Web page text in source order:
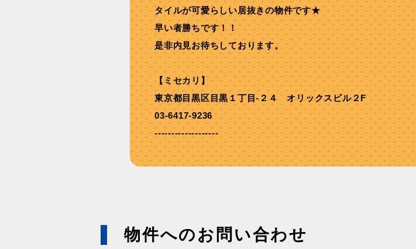
タイルが可愛らしい居抜きの物件です★
早い者勝ちです！！
是非内見お待ちしております。
【ミセカリ】
東京都目黒区目黒１丁目-２４ オリックスビル２F
03-6417-9236
-------------------
物件へのお問い合わせ